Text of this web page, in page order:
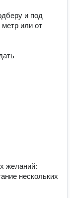
и под
или от
желаний:
нескольких